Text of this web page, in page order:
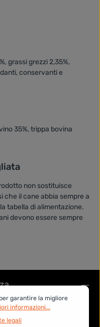
grassi grezzi 2,35%,
conservanti e
35%, trippa bovina
non sostituisce
che il cane abbia sempre a
tabella di alimentazione.
devono essere sempre
garantire la migliore
informazioni...
legali